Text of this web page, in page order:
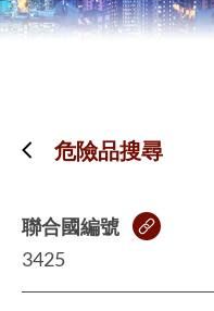
危險品搜尋
聯合國編號
3425